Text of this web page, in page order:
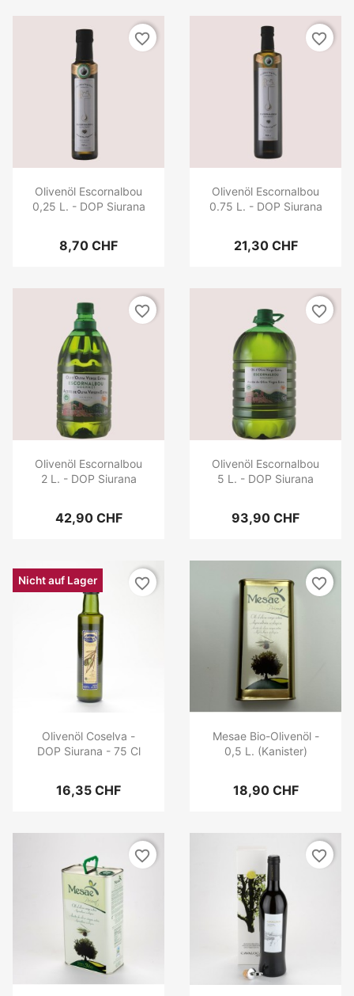
Olivenöl Escornalbou
0,25 L. - DOP Siurana
8,70 CHF
favorite_border
Olivenöl Escornalbou
0.75 L. - DOP Siurana
21,30 CHF
favorite_border
Olivenöl Escornalbou
2 L. - DOP Siurana
42,90 CHF
favorite_border
Olivenöl Escornalbou
5 L. - DOP Siurana
93,90 CHF
favorite_border
Olivenöl Coselva -
DOP Siurana - 75 Cl
16,35 CHF
Nicht auf Lager favorite_border
Mesae Bio-Olivenöl -
0,5 L. (Kanister)
18,90 CHF
favorite_border
favorite_border favorite_border